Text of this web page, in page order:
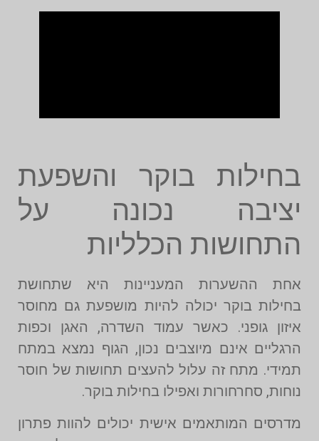
בחילות בוקר והשפעת
יציבה נכונה על
התחושות הכלליות
אחת ההשערות המעניינות היא שתחושת
בחילות בוקר יכולה להיות מושפעת גם מחוסר
איזון גופני. כאשר עמוד השדרה, האגן וכפות
הרגליים אינם מיוצבים נכון, הגוף נמצא במתח
תמידי. מתח זה עלול להעצים תחושות של חוסר
נוחות, סחרחורות ואפילו בחילות בוקר.
מדרסים המותאמים אישית יכולים להוות פתרון